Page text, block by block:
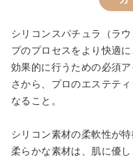
カート
シリコンスパチュラ（ラ
プのプロセスをより快適に
効果的に行うための必須
さから、プロのエステテ
なること。
シリコン素材の柔軟性が特
柔らかな素材は、肌に優